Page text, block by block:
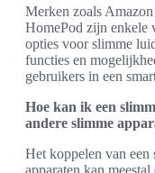
Merken zoals
HomePod zijn enkele
opties voor slimme
functies en
gebruikers in een
Hoe kan ik een
andere slimme
Het koppelen van een
apparaten kan